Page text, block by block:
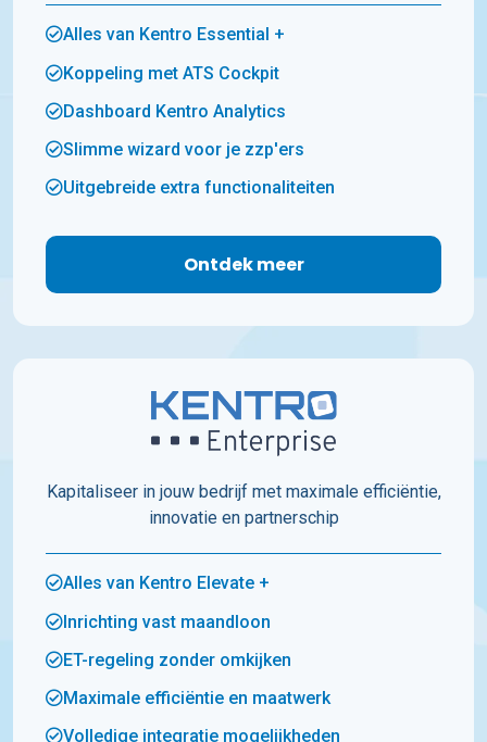
Alles van Kentro Essential +
Koppeling met ATS Cockpit
Dashboard Kentro Analytics
Slimme wizard voor je zzp'ers
Uitgebreide extra functionaliteiten
Ontdek meer
Kapitaliseer in jouw bedrijf met maximale efficiëntie,
innovatie en partnerschip
Alles van Kentro Elevate +
Inrichting vast maandloon
ET-regeling zonder omkijken
Maximale efficiëntie en maatwerk
Volledige integratie mogelijkheden